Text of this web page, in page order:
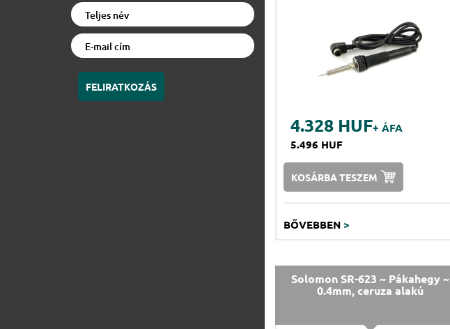
FELIRATKOZÁS
4.328 HUF+ ÁFA
5.496 HUF
KOSÁRBA TESZEM
BŐVEBBEN >
Solomon SR-623 ~ Pákahegy ~
0.4mm, ceruza alakú